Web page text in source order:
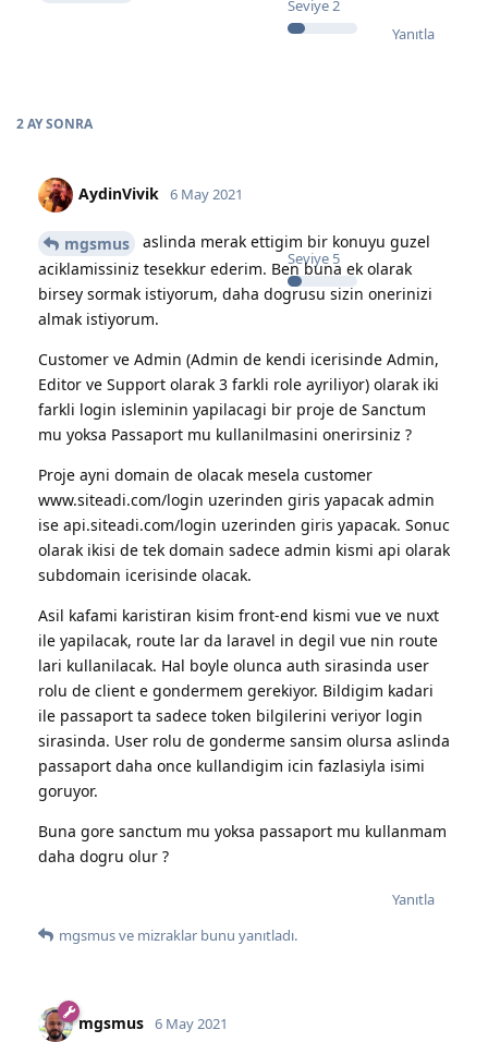
Seviye2
Yanıtla
2 AYSONRA
AydinVivik
Seviye 5
6 May 2021
mgsmus
aslinda merak ettigim bir konuyu guzel
aciklamissiniz tesekkur ederim. Ben buna ek olarak
birsey sormak istiyorum, daha dogrusu sizin onerinizi
almak istiyorum.
Customer ve Admin (Admin de kendi icerisinde Admin,
Editor ve Support olarak 3 farkli role ayriliyor) olarak iki
farkli login isleminin yapilacagi bir proje de Sanctum
mu yoksa Passaport mu kullanilmasini onerirsiniz ?
Proje ayni domain de olacak mesela customer
www.siteadi.com/login uzerinden giris yapacak admin
ise api.siteadi.com/login uzerinden giris yapacak. Sonuc
olarak ikisi de tek domain sadece admin kismi api olarak
subdomain icerisinde olacak.
Asil kafami karistiran kisim front-end kismi vue ve nuxt
ile yapilacak, route lar da laravel in degil vue nin route
lari kullanilacak. Hal boyle olunca auth sirasinda user
rolu de client e gondermem gerekiyor. Bildigim kadari
ile passaport ta sadece token bilgilerini veriyor login
sirasinda. User rolu de gonderme sansim olursa aslinda
passaport daha once kullandigim icin fazlasiyla isimi
goruyor.
Buna gore sanctum mu yoksa passaport mu kullanmam
daha dogru olur ?
Yanıtla
mgsmusve mizraklar bunu yanıtladı.
mgsmus 6 May 2021